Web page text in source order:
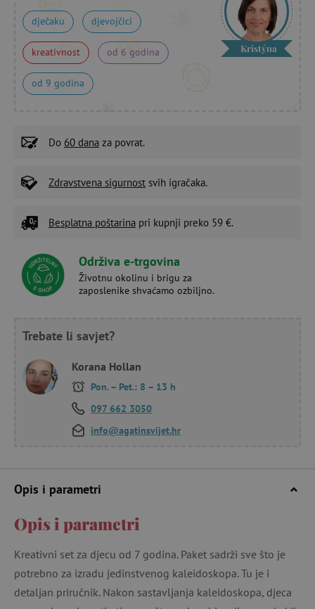
dječaku djevojčici
kreativnost od 6 godina
od 9 godina
Kristýna
Do 60 dana za povrat.
Zdravstvena sigurnost svih igračaka.
Besplatna poštarina pri kupnji preko 59 €.
Održiva e-trgovina
Životnu okolinu i brigu za
zaposlenike shvaćamo ozbiljno.
Trebate li savjet?
Korana Hollan
Pon. – Pet.: 8 – 13 h
097 662 3050
info@agatinsvijet.hr
Opis i parametri
Opis i parametri
Kreativni set za djecu od 7 godina. Paket sadrži sve što je
potrebno za izradu jedinstvenog kaleidoskopa. Tu je i
detaljan priručnik. Nakon sastavljanja kaleidoskopa, djeca